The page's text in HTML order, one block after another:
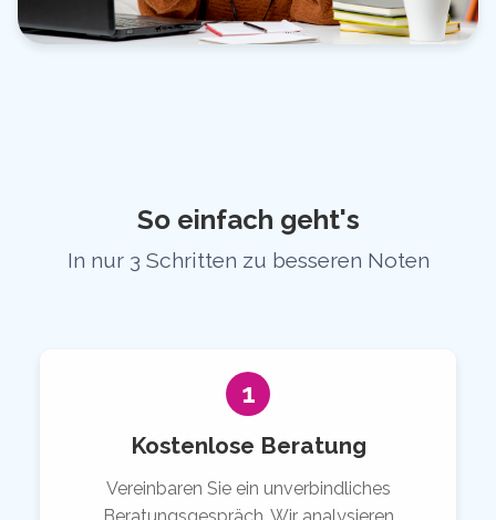
So einfach geht's
In nur 3 Schritten zu besseren Noten
1
Kostenlose Beratung
Vereinbaren Sie ein unverbindliches
Beratungsgespräch. Wir analysieren